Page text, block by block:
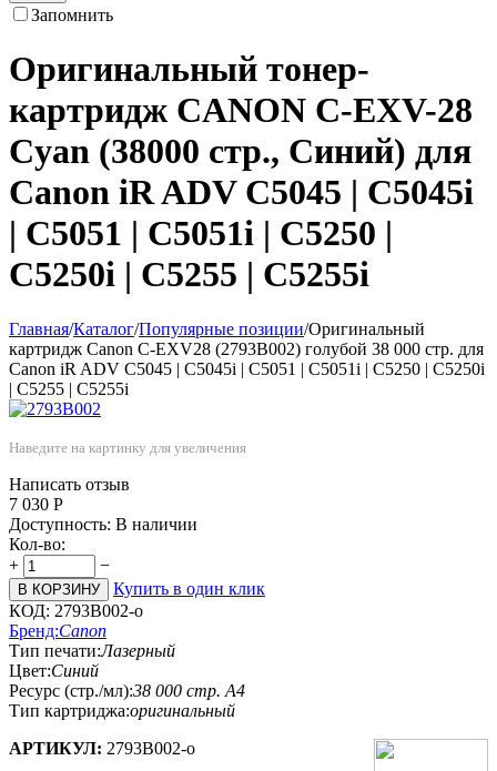
Запомнить
Оригинальный тонер-
картридж CANON C-EXV-28
Cyan (38000 стр., Синий) для
Canon iR ADV C5045 | C5045i
| C5051 | C5051i | C5250 |
C5250i | C5255 | C5255i
Главная/Каталог/Популярные позиции/Оригинальный
картридж Canon C-EXV28 (2793В002) голубой 38 000 стр. для
Canon iR ADV C5045 | C5045i | C5051 | C5051i | C5250 | C5250i
| C5255 | C5255i
Наведите на картинку для увеличения
Написать отзыв
7 030 Р
Доступность: В наличии
Кол-во:
+
−
В КОРЗИНУ
Купить в один клик
КОД: 2793В002-o
Бренд:Canon
Тип печати:Лазерный
Цвет:Синий
Ресурс (стр./мл):38 000 стр. А4
Тип картриджа:оригинальный
АРТИКУЛ: 2793В002-o